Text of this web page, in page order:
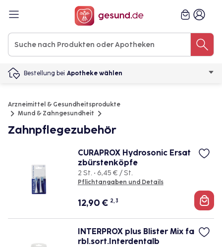
Bestellung bei Apotheke wählen
Arzneimittel & Gesundheitsprodukte
Mund & Zahngesundheit
Zahnpflegezubehör
CURAPROX Hydrosonic Ersat
zbürstenköpfe
2 St. • 6,45 € / St.
Pflichtangaben und Details
12,90 € 2, 3
INTERPROX plus Blister Mix fa
rbl.sort.Interdentalb